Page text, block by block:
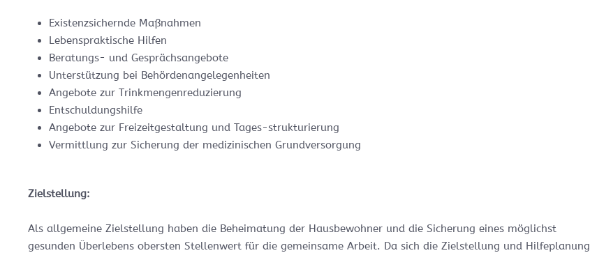
Existenzsichernde Maßnahmen
Lebenspraktische Hilfen
Beratungs- und Gesprächsangebote
Unterstützung bei Behördenangelegenheiten
Angebote zur Trinkmengenreduzierung
Entschuldungshilfe
Angebote zur Freizeitgestaltung und Tages-strukturierung
Vermittlung zur Sicherung der medizinischen Grundversorgung
Zielstellung:
Als allgemeine Zielstellung haben die Beheimatung der Hausbewohner und die Sicherung eines möglichst
gesunden Überlebens obersten Stellenwert für die gemeinsame Arbeit. Da sich die Zielstellung und Hilfeplanung